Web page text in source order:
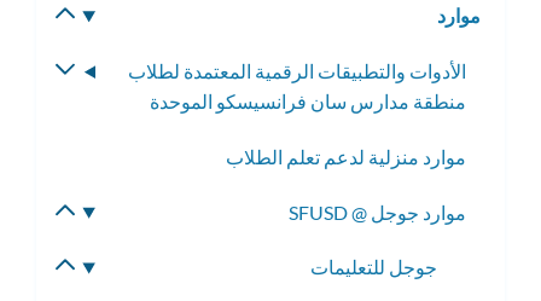
موارد
الأدوات والتطبيقات الرقمية المعتمدة لطلاب
منطقة مدارس سان فرانسيسكو الموحدة
موارد منزلية لدعم تعلم الطلاب
موارد جوجل @ SFUSD
جوجل للتعليمات